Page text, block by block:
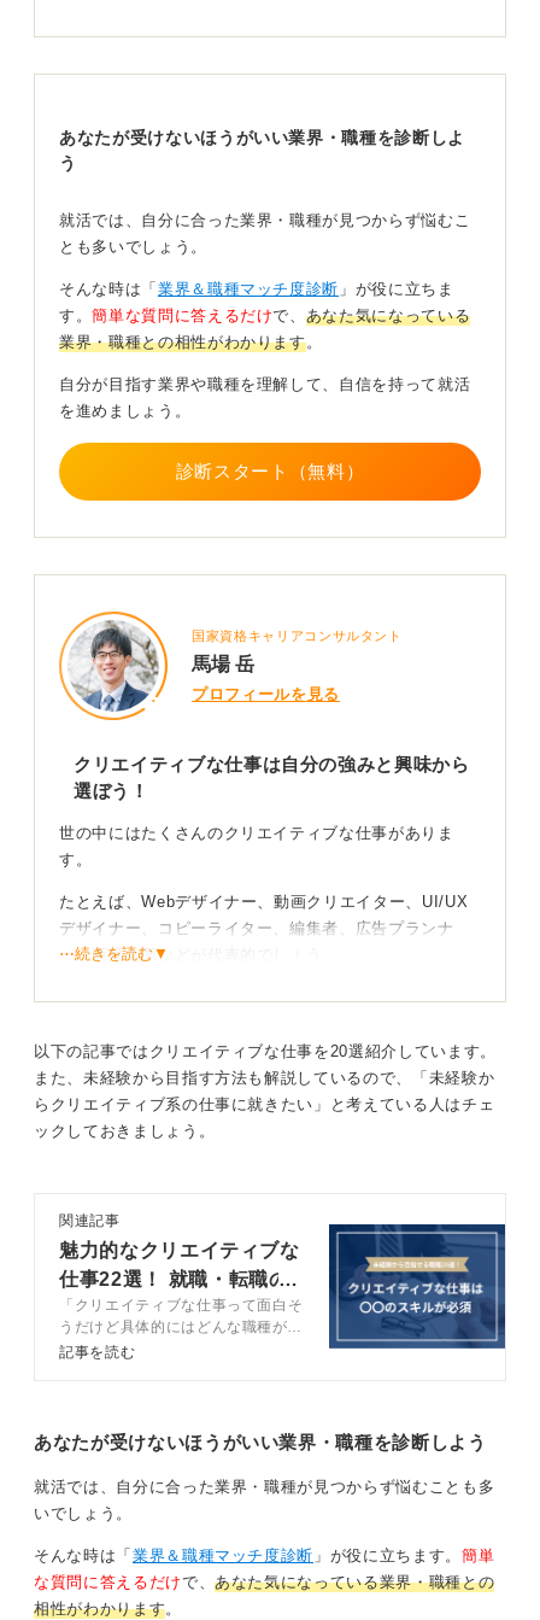
たとえば、Webデザイナー志望なら
ザー調査を実践するなど、具体的な行動を起こしておき
ましょう。
どんな仕事なのかをできるだけ具体的にイメージし
ておこう！
これらの職種は、実際の業務を体験して具体的な仕事の
イメージをつかむことが不可欠です。
そのため、インターンシップにはできる限り参加するこ
とを強くお勧めします。実践的な経験は、何よりのアピ
0
あなたが受けないほうがいい業界・職種を診断しよ
う
就活では、自分に合った業界・職種が見つからず悩むこ
とも多いでしょう。
そんな時は「 業界＆職種マッチ度診断 」が役に立ちま
す。簡単な質問に答えるだけで、 あなた気になっている
業界・職種との相性がわかります。
自分が目指す業界や職種を理解して、自信を持って就活
を進めましょう。
診断スタート（無料）
国家資格キャリアコンサルタント
馬場 岳
プロフィールを見る
クリエイティブな仕事は自分の強みと興味から
選ぼう！
世の中にはたくさんのクリエイティブな仕事がありま
す。
たとえば、Webデザイナー、動画クリエイター、UI/UX
デザイナー、コピーライター、編集者、広告プランナ
ー、商品企画などが代表的でしょう。
未経験の場合は手を動かしてスキルを身に付けてい
こう！ 学びが大切
を身に付けて活躍している人もたくさんいます。
文系でスキルがないという人でも、今から始められるこ
とはたくさんあるでしょう。無料のデザインツールで作
品をつくってみたり、ポートフォリオをまとめてみたり
するのも一歩です。
でも発揮できる場面があるでしょう。
増やしていくことです。まずは興味のある仕事を調べ
て、気軽に触れてみてくださいね。
自分の中の好きや得意が、未来につながっていきます
⋯続きを読む▼
以下の記事ではクリエイティブな仕事を20選紹介しています。
また、未経験から目指す方法も解説しているので、「未経験か
らクリエイティブ系の仕事に就きたい」と考えている人はチェ
ックしておきましょう。
関連記事
魅力的なクリエイティブな
仕事22選！ 就職・転職の
選考対策も解説
「クリエイティブな仕事って面白そ
うだけど具体的にはどんな職種があ
るの？」と疑問を持つ学生は少なく
かをキャリアコンサルタントととも
に解説します。
記事を読む
あなたが受けないほうがいい業界・職種を診断しよう
就活では、自分に合った業界・職種が見つからず悩むことも多
いでしょう。
そんな時は「 業界＆職種マッチ度診断 」が役に立ちます。 簡単
な質問に答えるだけで、あなた気になっている業界・職種との
相性がわかります。